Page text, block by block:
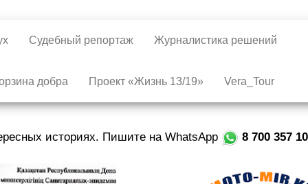
Судебный репортаж Журналистика решений
добра Проект «Жизнь 13/19» Vera_Tour
историях. Пишите на WhatsApp 8 700 357